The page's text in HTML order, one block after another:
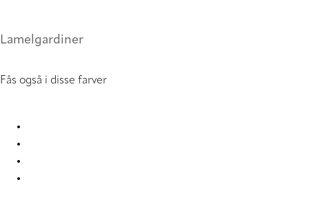
Lamelgardiner
Fås også i disse farver